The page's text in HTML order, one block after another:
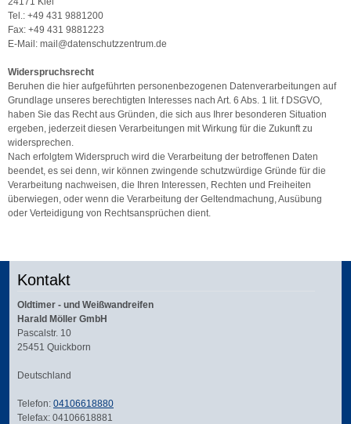
Tel.: +49 431 9881200
Fax: +49 431 9881223
E-Mail: mail@datenschutzzentrum.de
Widerspruchsrecht
Beruhen die hier aufgeführten personenbezogenen Datenverarbeitungen auf
Grundlage unseres berechtigten Interesses nach Art. 6 Abs. 1 lit. f DSGVO,
haben Sie das Recht aus Gründen, die sich aus Ihrer besonderen Situation
ergeben, jederzeit diesen Verarbeitungen mit Wirkung für die Zukunft zu
widersprechen.
Nach erfolgtem Widerspruch wird die Verarbeitung der betroffenen Daten
beendet, es sei denn, wir können zwingende schutzwürdige Gründe für die
Verarbeitung nachweisen, die Ihren Interessen, Rechten und Freiheiten
überwiegen, oder wenn die Verarbeitung der Geltendmachung, Ausübung
oder Verteidigung von Rechtsansprüchen dient.
Kontakt
Oldtimer - und Weißwandreifen
Harald Möller GmbH
Pascalstr. 10
25451 Quickborn
Deutschland
Telefon: 04106618880
Telefax: 04106618881